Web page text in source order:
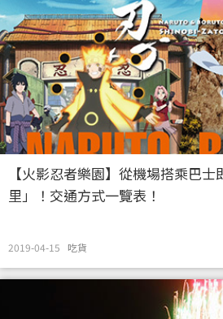
【火影忍者樂園】從機場搭乘巴
里」！交通方式一覽表！
2019-04-15 吃貨